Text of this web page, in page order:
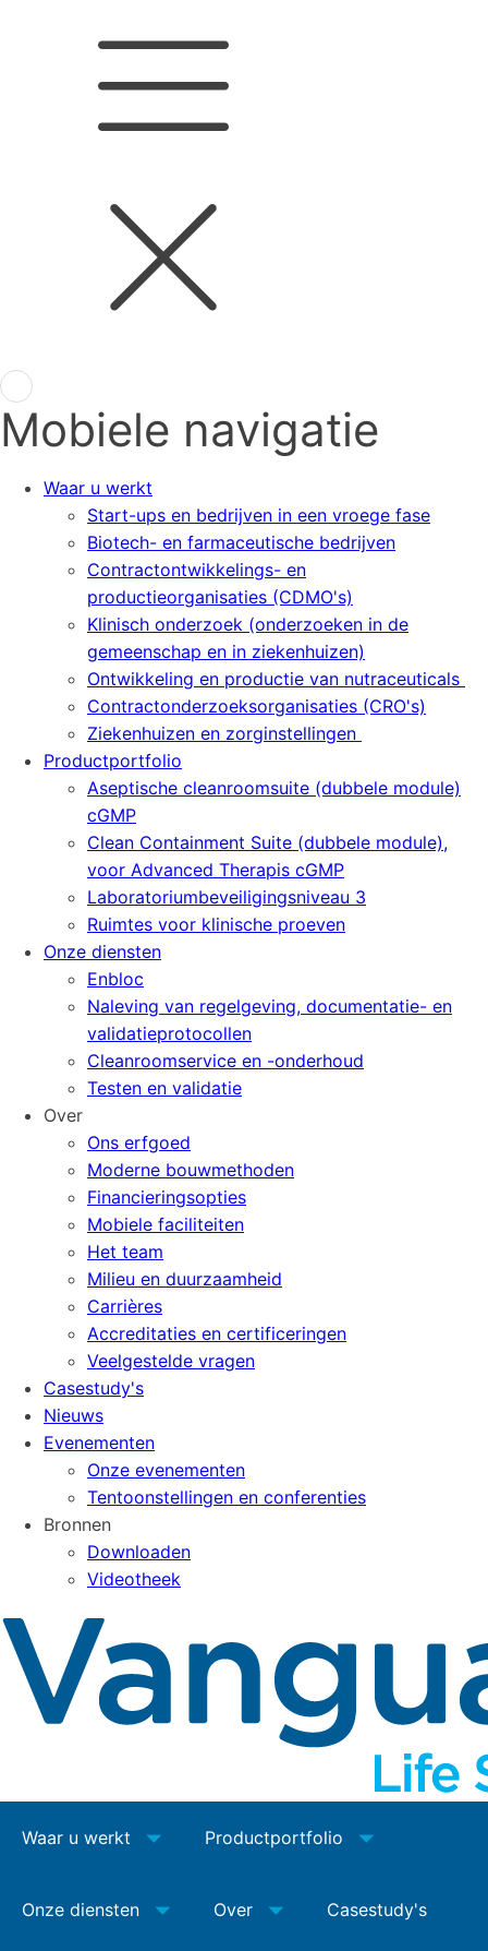
Mobiele navigatie
Waar u werkt
Start-ups en bedrijven in een vroege fase
Biotech- en farmaceutische bedrijven
Contractontwikkelings- en
productieorganisaties (CDMO's)
Klinisch onderzoek (onderzoeken in de
gemeenschap en in ziekenhuizen)
Ontwikkeling en productie van nutraceuticals
Contractonderzoeksorganisaties (CRO's)
Ziekenhuizen en zorginstellingen
Productportfolio
Aseptische cleanroomsuite (dubbele module)
cGMP
Clean Containment Suite (dubbele module),
voor Advanced Therapis cGMP
Laboratoriumbeveiligingsniveau 3
Ruimtes voor klinische proeven
Onze diensten
Enbloc
Naleving van regelgeving, documentatie- en
validatieprotocollen
Cleanroomservice en -onderhoud
Testen en validatie
Over
Ons erfgoed
Moderne bouwmethoden
Financieringsopties
Mobiele faciliteiten
Het team
Milieu en duurzaamheid
Carrières
Accreditaties en certificeringen
Veelgestelde vragen
Casestudy's
Nieuws
Evenementen
Onze evenementen
Tentoonstellingen en conferenties
Bronnen
Downloaden
Videotheek
Waar u werkt Productportfolio
Onze diensten Over Casestudy's